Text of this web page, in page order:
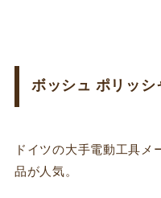
ボッシュ ポリッシ
ドイツの大手電動工具
品が人気。